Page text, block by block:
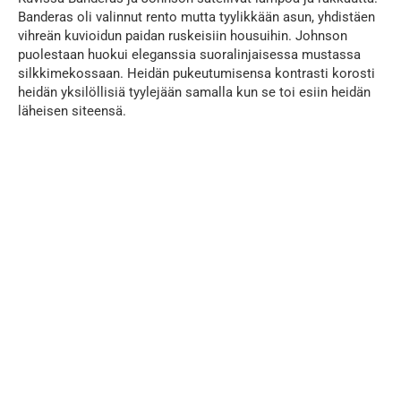
Banderas oli valinnut rento mutta tyylikkään asun, yhdistäen
vihreän kuvioidun paidan ruskeisiin housuihin. Johnson
puolestaan huokui eleganssia suoralinjaisessa mustassa
silkkimekossaan. Heidän pukeutumisensa kontrasti korosti
heidän yksilöllisiä tyylejään samalla kun se toi esiin heidän
läheisen siteensä.